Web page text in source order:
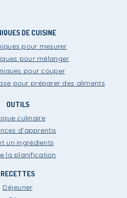
DE CUISINE
pour mesurer
pour mélanger
pour couper
pour préparer des aliments
OUTILS
culinaire
d’apprentis
un ingrédients
la planification
RECETTES
Déjeuner